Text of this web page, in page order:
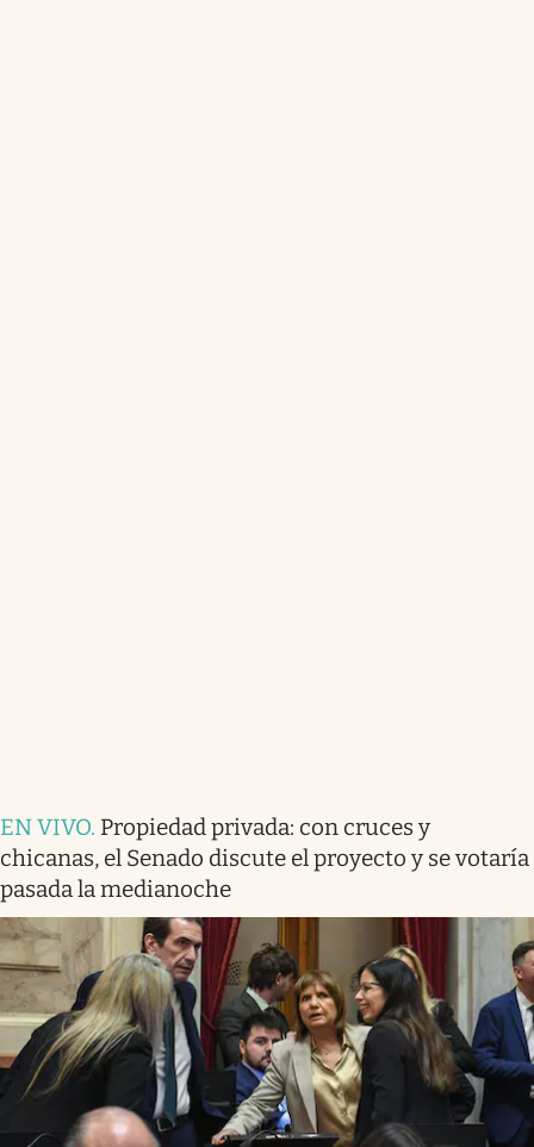
EN VIVO. Propiedad privada: con cruces y
chicanas, el Senado discute el proyecto y se votaría
pasada la medianoche